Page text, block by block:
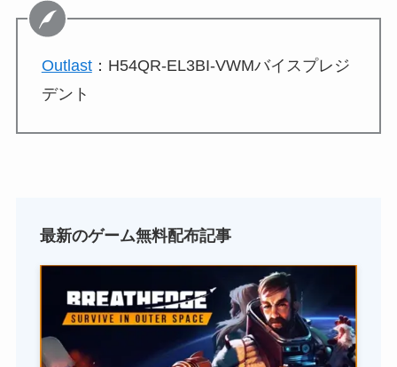
Outlast：H54QR-EL3BI-VWMバイスプレジ
デント
最新のゲーム無料配布記事